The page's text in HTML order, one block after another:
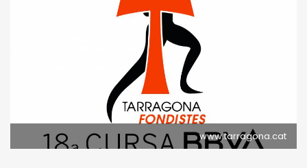
www.tarragona.cat